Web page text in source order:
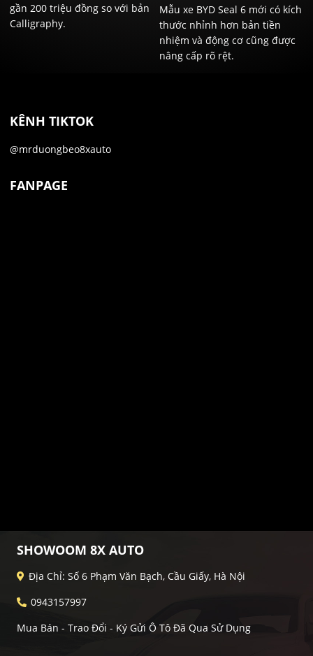
gần 200 triệu đồng so với bản
Calligraphy.
Mẫu xe BYD Seal 6 mới có kích
thước nhỉnh hơn bản tiền
nhiệm và động cơ cũng được
nâng cấp rõ rệt.
KÊNH TIKTOK
@mrduongbeo8xauto
FANPAGE
SHOWOOM 8X AUTO
Địa Chỉ: Số 6 Phạm Văn Bạch, Cầu Giấy, Hà Nội
0943157997
Mua Bán - Trao Đổi - Ký Gửi Ô Tô Đã Qua Sử Dụng